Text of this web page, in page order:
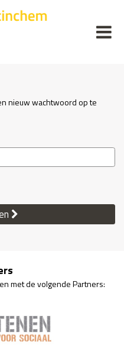
nieuw wachtwoord op te
met de volgende Partners: